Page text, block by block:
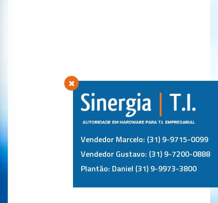
Vendedor Marcelo: (31) 9-9715-0099
Vendedor Gustavo: (31) 9-7200-0888
Plantão: Daniel (31) 9-9973-3800